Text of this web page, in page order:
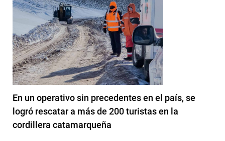
En un operativo sin precedentes en el país, se
logró rescatar a más de 200 turistas en la
cordillera catamarqueña